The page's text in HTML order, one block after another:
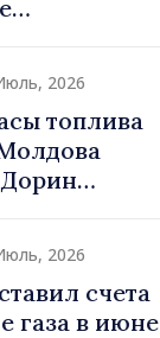
людей
2026
топлива
2026
счета
газа в июне